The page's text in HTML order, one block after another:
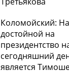
Коломойский:
достойной на
президентство
сегодняшний
является